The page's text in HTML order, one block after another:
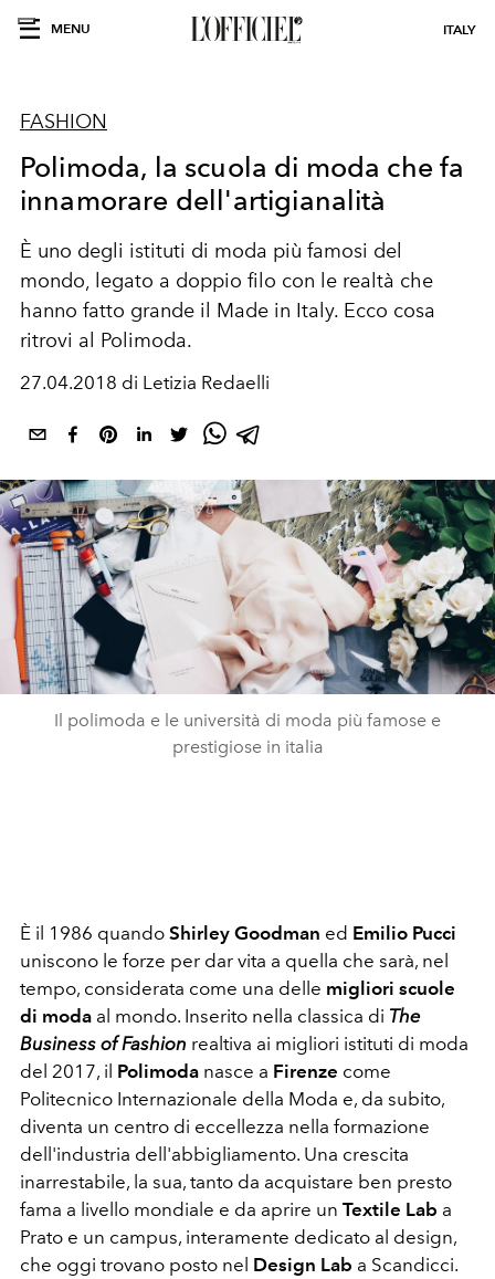
MENU ITALY
FASHION
Polimoda, la scuola di moda che fa
innamorare dell'artigianalità
È uno degli istituti di moda più famosi del
mondo, legato a doppio filo con le realtà che
hanno fatto grande il Made in Italy. Ecco cosa
ritrovi al Polimoda.
27.04.2018 di Letizia Redaelli
Il polimoda e le università di moda più famose e
prestigiose in italia
È il 1986 quando Shirley Goodman ed Emilio Pucci
uniscono le forze per dar vita a quella che sarà, nel
tempo, considerata come una delle migliori scuole
di moda al mondo. Inserito nella classica di The
Business of Fashion realtiva ai migliori istituti di moda
del 2017, il Polimoda nasce a Firenze come
Politecnico Internazionale della Moda e, da subito,
diventa un centro di eccellezza nella formazione
dell'industria dell'abbigliamento. Una crescita
inarrestabile, la sua, tanto da acquistare ben presto
fama a livello mondiale e da aprire un Textile Lab a
Prato e un campus, interamente dedicato al design,
che oggi trovano posto nel Design Lab a Scandicci.